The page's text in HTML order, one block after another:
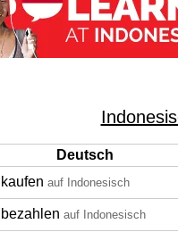
Deutsch
kaufen auf Indonesisch
bezahlen auf Indonesisch